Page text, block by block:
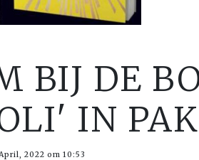
BIJ DE
IN
2022 om 10:53